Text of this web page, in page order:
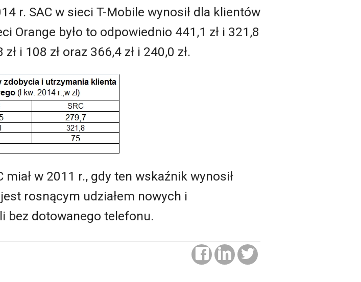
r. SAC w sieci T-Mobile wynosił dla klientów
Orange było to odpowiednio 441,1 zł i 321,8
i 108 zł oraz 366,4 zł i 240,0 zł.
w 2011 r., gdy ten wskaźnik wynosił
jest rosnącym udziałem nowych i
bez dotowanego telefonu.